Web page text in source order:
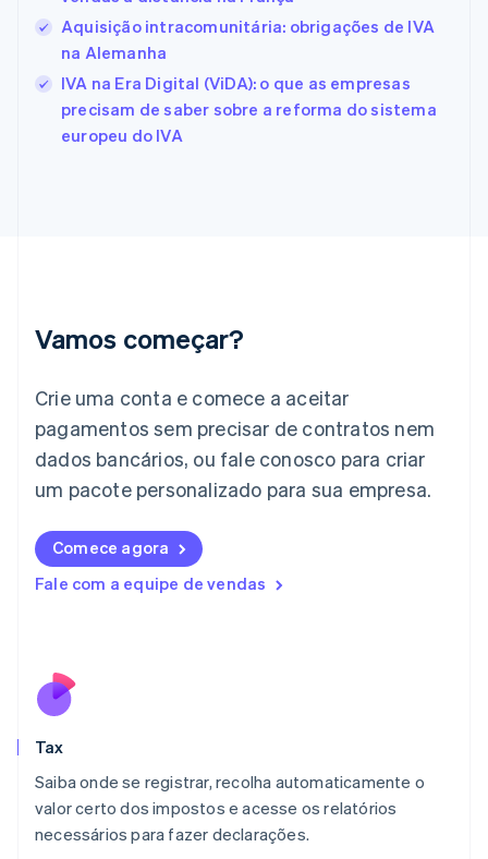
Aquisição intracomunitária: obrigações de IVA
na Alemanha
IVA na Era Digital (ViDA): o que as empresas
precisam de saber sobre a reforma do sistema
europeu do IVA
Vamos começar?
Crie uma conta e comece a aceitar
pagamentos sem precisar de contratos nem
dados bancários, ou fale conosco para criar
um pacote personalizado para sua empresa.
Comece agora
Fale com a equipe de vendas
Tax
Saiba onde se registrar, recolha automaticamente o
valor certo dos impostos e acesse os relatórios
necessários para fazer declarações.
English Español 简体中文
Estônia
English
Finlândia
EnglishSvenska
França
Français
Irlanda
Itália
English
Japão
日本語English
Letônia
Liechtenstein
Deutsch English
Lituânia
English
English
Malta
Noruega
English
Nova Zelândia